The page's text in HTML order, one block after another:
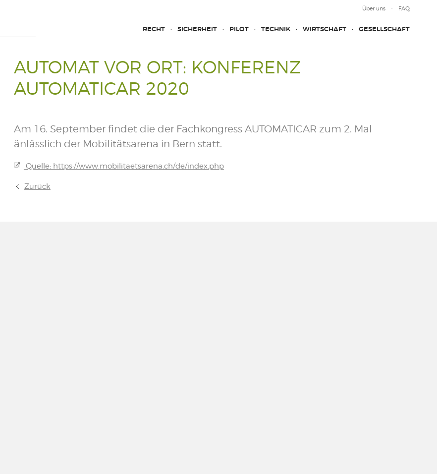
Über uns FAQ
RECHT SICHERHEIT PILOT TECHNIK WIRTSCHAFT GESELLSCHAFT
AUTOMAT VOR ORT: KONFERENZ
AUTOMATICAR 2020
Am 16. September findet die der Fachkongress AUTOMATICAR zum 2. Mal
änlässlich der Mobilitätsarena in Bern statt.
Quelle: https://www.mobilitaetsarena.ch/de/index.php
Zurück